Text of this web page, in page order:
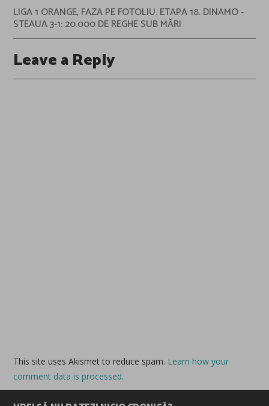
LIGA 1 ORANGE, FAZA PE FOTOLIU. ETAPA 18. DINAMO -
STEAUA 3-1: 20.000 DE REGHE SUB MĂRI
Leave a Reply
This site uses Akismet to reduce spam. Learn how your
comment data is processed.